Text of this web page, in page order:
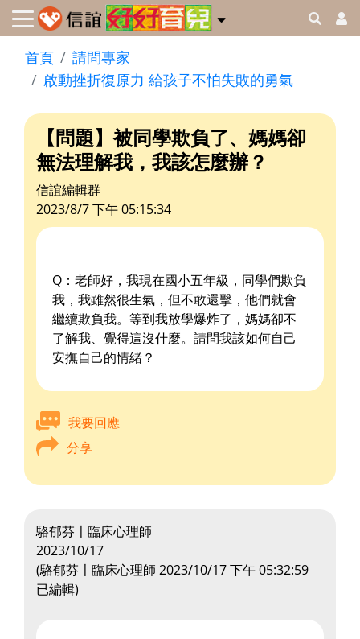
首頁
請問專家
啟動挫折復原力 給孩子不怕失敗的勇氣
【問題】被同學欺負了、媽媽卻
無法理解我，我該怎麼辦？
信誼編輯群
2023/8/7 下午 05:15:34
Q：老師好，我現在國小五年級，同學們欺負
我，我雖然很生氣，但不敢還擊，他們就會
繼續欺負我。等到我放學爆炸了，媽媽卻不
了解我、覺得這沒什麼。請問我該如何自己
安撫自己的情緒？
我要回應
分享
駱郁芬〡臨床心理師
2023/10/17
(駱郁芬〡臨床心理師 2023/10/17 下午 05:32:59
已編輯)